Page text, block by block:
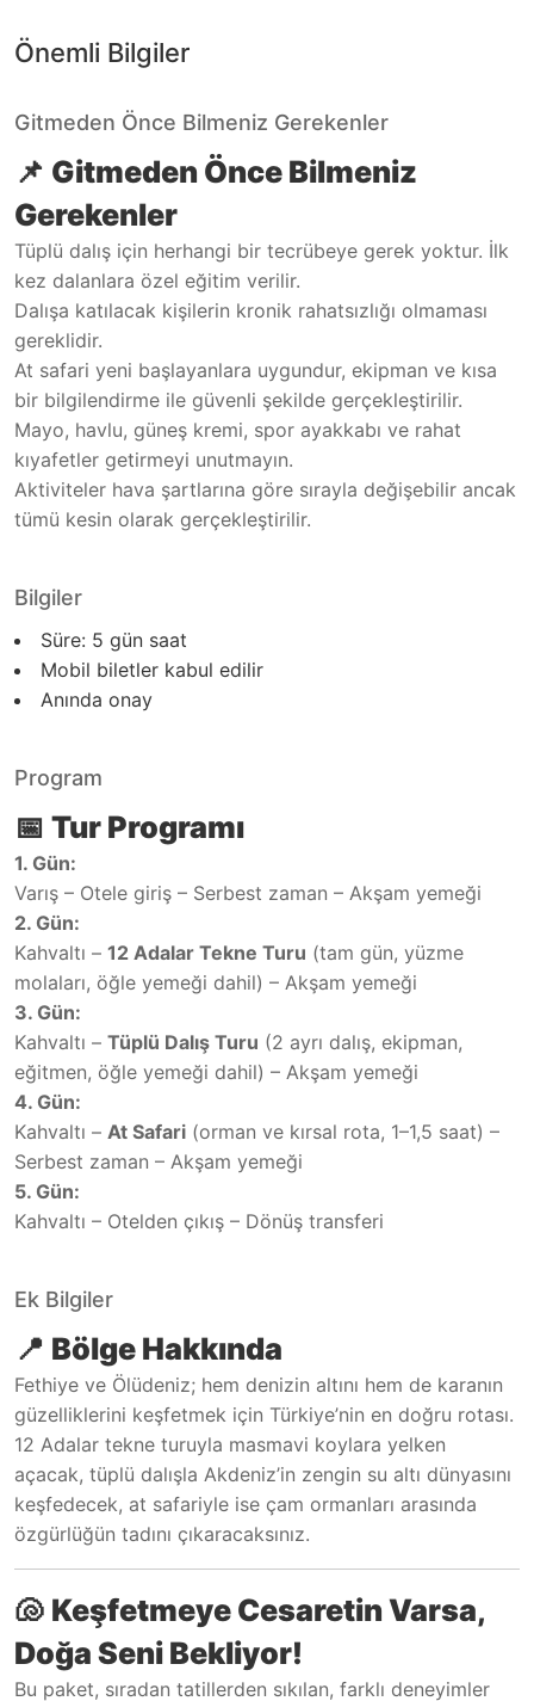
Önemli Bilgiler
Gitmeden Önce Bilmeniz Gerekenler
📌 Gitmeden Önce Bilmeniz
Gerekenler
Tüplü dalış için herhangi bir tecrübeye gerek yoktur. İlk
kez dalanlara özel eğitim verilir.
Dalışa katılacak kişilerin kronik rahatsızlığı olmaması
gereklidir.
At safari yeni başlayanlara uygundur, ekipman ve kısa
bir bilgilendirme ile güvenli şekilde gerçekleştirilir.
Mayo, havlu, güneş kremi, spor ayakkabı ve rahat
kıyafetler getirmeyi unutmayın.
Aktiviteler hava şartlarına göre sırayla değişebilir ancak
tümü kesin olarak gerçekleştirilir.
Bilgiler
Süre: 5 gün saat
Mobil biletler kabul edilir
Anında onay
Program
📅 Tur Programı
1. Gün:
Varış – Otele giriş – Serbest zaman – Akşam yemeği
2. Gün:
Kahvaltı – 12 Adalar Tekne Turu (tam gün, yüzme
molaları, öğle yemeği dahil) – Akşam yemeği
3. Gün:
Kahvaltı – Tüplü Dalış Turu (2 ayrı dalış, ekipman,
eğitmen, öğle yemeği dahil) – Akşam yemeği
4. Gün:
Kahvaltı – At Safari (orman ve kırsal rota, 1–1,5 saat) –
Serbest zaman – Akşam yemeği
5. Gün:
Kahvaltı – Otelden çıkış – Dönüş transferi
Ek Bilgiler
📍 Bölge Hakkında
Fethiye ve Ölüdeniz; hem denizin altını hem de karanın
güzelliklerini keşfetmek için Türkiye’nin en doğru rotası.
12 Adalar tekne turuyla masmavi koylara yelken
açacak, tüplü dalışla Akdeniz’in zengin su altı dünyasını
keşfedecek, at safariyle ise çam ormanları arasında
özgürlüğün tadını çıkaracaksınız.
🐚 Keşfetmeye Cesaretin Varsa,
Doğa Seni Bekliyor!
Bu paket, sıradan tatillerden sıkılan, farklı deneyimler